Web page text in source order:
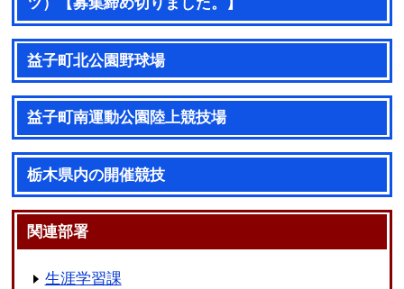
益子町北公園野球場
益子町南運動公園陸上競技場
栃木県内の開催競技
関連部署
生涯学習課